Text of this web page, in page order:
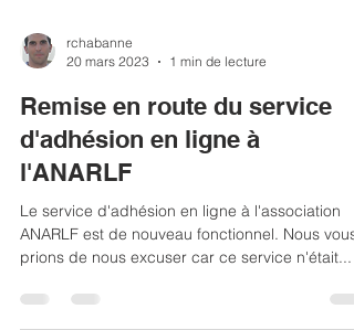
20 mars 2023
1 min de lecture
Remise en route du service
d'adhésion en ligne à
l'ANARLF
Le service d'adhésion en ligne à l'association
prions de nous excuser car ce service n'était...